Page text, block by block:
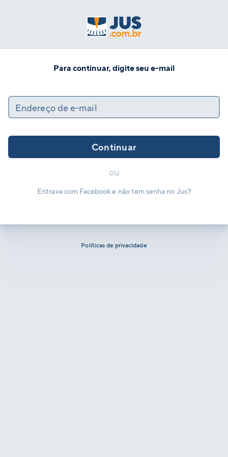
Para continuar, digite seu e-mail
Endereço de e-mail
Continuar
ou
Entrava com Facebook e não tem senha no Jus?
Políticas de privacidade